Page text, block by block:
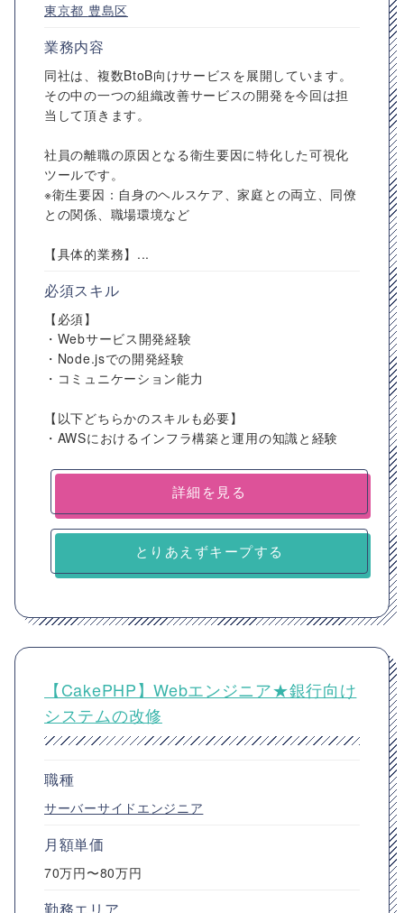
東京都 豊島区
業務内容
同社は、複数BtoB向けサービスを展開しています。
その中の一つの組織改善サービスの開発を今回は担
当して頂きます。
社員の離職の原因となる衛生要因に特化した可視化
ツールです。
※衛生要因：自身のヘルスケア、家庭との両立、同僚
との関係、職場環境など
【具体的業務】...
必須スキル
【必須】
・Webサービス開発経験
・Node.jsでの開発経験
・コミュニケーション能力
【以下どちらかのスキルも必要】
・AWSにおけるインフラ構築と運用の知識と経験
詳細を見る
とりあえずキープする
【CakePHP】Webエンジニア★銀行向け
システムの改修
職種
サーバーサイドエンジニア
月額単価
70万円〜80万円